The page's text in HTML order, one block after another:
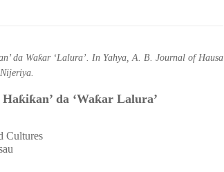
da Waƙar ‘Lalura’. In Yahya, A. B. Journal of Hausa
Haƙiƙan’ da ‘Waƙar Lalura’
Cultures